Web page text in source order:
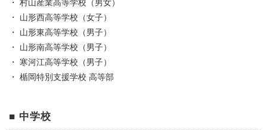
・ 山形西高等学校（女子）
・ 山形東高等学校（男子）
・ 山形南高等学校（男子）
・ 寒河江高等学校（男子）
・ 楯岡特別支援学校 高等部
■ 中学校